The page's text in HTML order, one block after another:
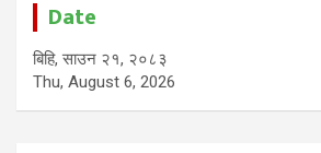
Date
बिहि, साउन २१, २०८३
Thu, August 6, 2026